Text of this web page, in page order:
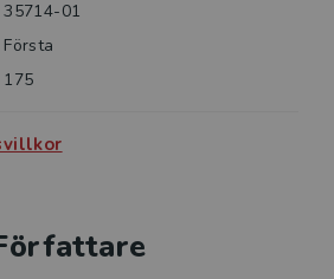
35714-01
Första
175